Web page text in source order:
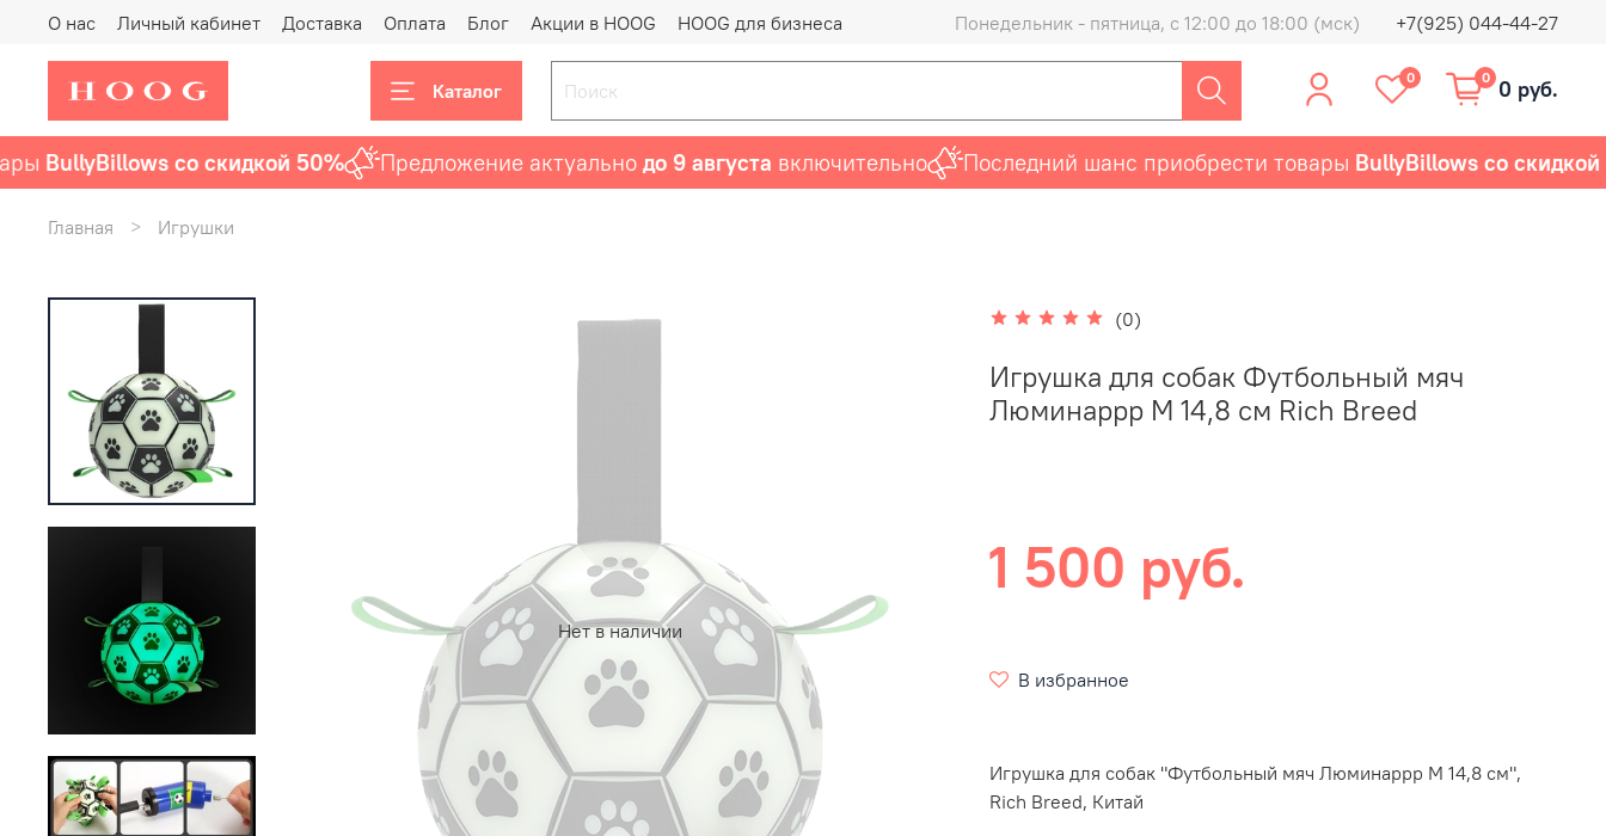
О нас Личный кабинет Доставка Оплата Блог Акции в HOOG HOOG для бизнеса Понедельник - пятница, с 12:00 до 18:00 (мск) +7(925) 044-44-27
Каталог
0 0 0 руб.
BullyBillows со скидкой 50% Предложение актуальнодо 9 августавключительно Последний шанс приобрести товарыBullyBillows со скидкой
Главная Игрушки
Нет в наличии
(0)
Игрушка для собак Футбольный мяч
Люминаррр M 14,8 см Rich Breed
1 500 руб.
В избранное
Игрушка для собак "Футбольный мяч Люминаррр M 14,8 см",
Rich Breed, Китай